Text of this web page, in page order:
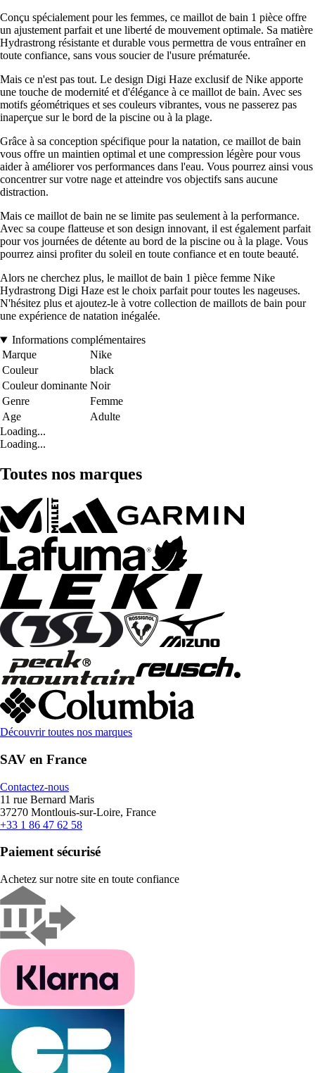
Conçu spécialement pour les femmes, ce maillot de bain 1 pièce offre
un ajustement parfait et une liberté de mouvement optimale. Sa matière
Hydrastrong résistante et durable vous permettra de vous entraîner en
toute confiance, sans vous soucier de l'usure prématurée.
Mais ce n'est pas tout. Le design Digi Haze exclusif de Nike apporte
une touche de modernité et d'élégance à ce maillot de bain. Avec ses
motifs géométriques et ses couleurs vibrantes, vous ne passerez pas
inaperçue sur le bord de la piscine ou à la plage.
Grâce à sa conception spécifique pour la natation, ce maillot de bain
vous offre un maintien optimal et une compression légère pour vous
aider à améliorer vos performances dans l'eau. Vous pourrez ainsi vous
concentrer sur votre nage et atteindre vos objectifs sans aucune
distraction.
Mais ce maillot de bain ne se limite pas seulement à la performance.
Avec sa coupe flatteuse et son design innovant, il est également parfait
pour vos journées de détente au bord de la piscine ou à la plage. Vous
pourrez ainsi profiter du soleil en toute confiance et en toute beauté.
Alors ne cherchez plus, le maillot de bain 1 pièce femme Nike
Hydrastrong Digi Haze est le choix parfait pour toutes les nageuses.
N'hésitez plus et ajoutez-le à votre collection de maillots de bain pour
une expérience de natation inégalée.
Informations complémentaires
Marque
Nike
Couleur
black
Couleur dominante Noir
Genre
Femme
Age
Adulte
Loading...
Loading...
Toutes nos marques
Découvrir toutes nos marques
SAV en France
Contactez-nous
11 rue Bernard Maris
37270 Montlouis-sur-Loire, France
+33 1 86 47 62 58
Paiement sécurisé
Achetez sur notre site en toute confiance